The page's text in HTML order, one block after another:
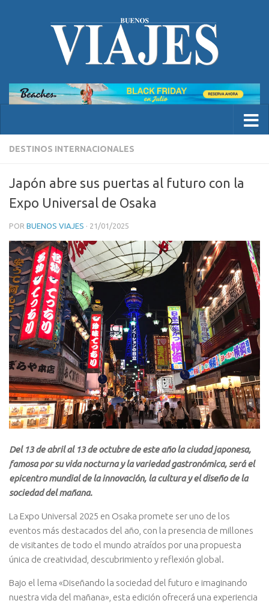
DESTINOS INTERNACIONALES
Japón abre sus puertas al futuro con la
Expo Universal de Osaka
POR BUENOS VIAJES · 21/01/2025
Del 13 de abril al 13 de octubre de este año la ciudad japonesa,
famosa por su vida nocturna y la variedad gastronómica, será el
epicentro mundial de la innovación, la cultura y el diseño de la
sociedad del mañana.
La Expo Universal 2025 en Osaka promete ser uno de los
eventos más destacados del año, con la presencia de millones
de visitantes de todo el mundo atraídos por una propuesta
única de creatividad, descubrimiento y reflexión global.
Bajo el lema «Diseñando la sociedad del futuro e imaginando
nuestra vida del mañana», esta edición ofrecerá una experiencia